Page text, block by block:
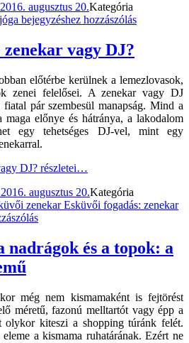
2016. augusztus 20.Kategória
bejegyzéshez hozzászólás
vagy DJ?
előtérbe kerülnek a lemezlovasok,
zenei felelősei. A zenekar vagy DJ
pár szembesül manapság. Mind a
maga előnye és hátránya, a lakodalom
egy tehetséges DJ-vel, mint egy
DJ? részletei…
2016. augusztus 20.Kategória
zenekarEsküvői fogadás: zenekar
és a topok: a
még nem kismamaként is fejtörést
méretű, fazonú melltartót vagy épp a
olykor kiteszi a shopping túránk felét.
a kismama ruhatárának. Ezért ne